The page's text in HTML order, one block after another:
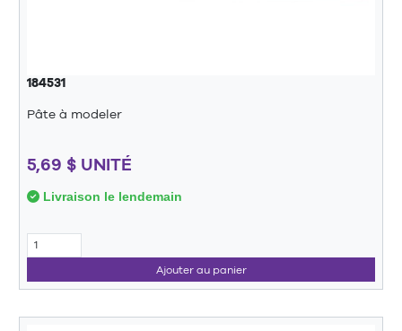
184531
Pâte à modeler
5,69 $ UNITÉ
Livraison le lendemain
Ajouter au panier